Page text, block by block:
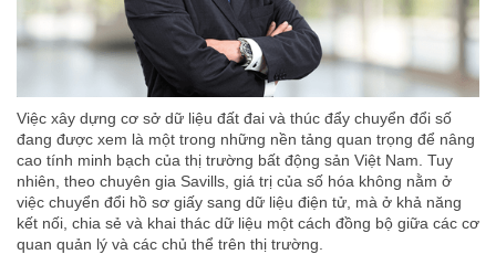
Việc xây dựng cơ sở dữ liệu đất đai và thúc đẩy chuyển đổi số
đang được xem là một trong những nền tảng quan trọng để nâng
cao tính minh bạch của thị trường bất động sản Việt Nam. Tuy
nhiên, theo chuyên gia Savills, giá trị của số hóa không nằm ở
việc chuyển đổi hồ sơ giấy sang dữ liệu điện tử, mà ở khả năng
kết nối, chia sẻ và khai thác dữ liệu một cách đồng bộ giữa các cơ
quan quản lý và các chủ thể trên thị trường.